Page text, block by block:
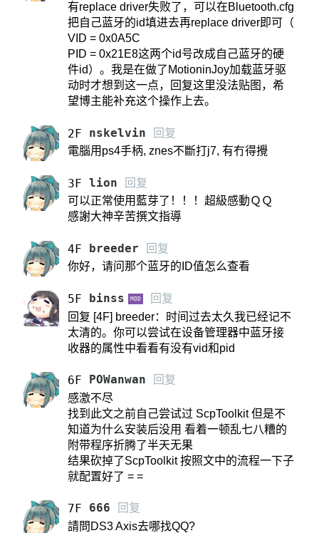
有replace driver失败了，可以在Bluetooth.cfg
把自己蓝牙的id填进去再replace driver即可（
VID = 0x0A5C
PID = 0x21E8这两个id号改成自己蓝牙的硬
件id）。我是在做了MotioninJoy加载蓝牙驱
动时才想到这一点，回复这里没法贴图，希
望博主能补充这个操作上去。
2F nskelvin 回复
電腦用ps4手柄, znes不斷打j7, 有冇得攪
3F lion 回复
可以正常使用藍芽了！！！超級感動ＱＱ
感謝大神辛苦撰文指導
4F breeder 回复
你好，请问那个蓝牙的ID值怎么查看
5F binss MOD 回复
回复 [4F] breeder：时间过去太久我已经记不
太清的。你可以尝试在设备管理器中蓝牙接
收器的属性中看看有没有vid和pid
6F POWanwan 回复
感激不尽
找到此文之前自己尝试过 ScpToolkit 但是不
知道为什么安装后没用 看着一顿乱七八糟的
附带程序折腾了半天无果
结果砍掉了ScpToolkit 按照文中的流程一下子
就配置好了 = =
7F 666 回复
請問DS3 Axis去哪找QQ?